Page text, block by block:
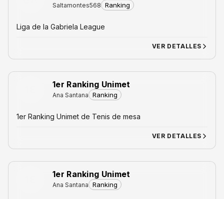
Saltamontes568 Ranking
Liga de la Gabriela League
VER DETALLES
1er Ranking Unimet
Ana Santana Ranking
1er Ranking Unimet de Tenis de mesa
VER DETALLES
1er Ranking Unimet
Ana Santana Ranking